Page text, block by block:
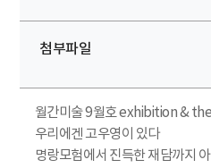
첨부파일
월간미술 9월호 exhibition &
우리에겐 고우영이 있다
명랑모험에서 진득한 재담까지